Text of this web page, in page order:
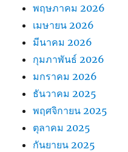
พฤษภาคม 2026
เมษายน 2026
มีนาคม 2026
กุมภาพันธ์ 2026
มกราคม 2026
ธันวาคม 2025
พฤศจิกายน 2025
ตุลาคม 2025
กันยายน 2025